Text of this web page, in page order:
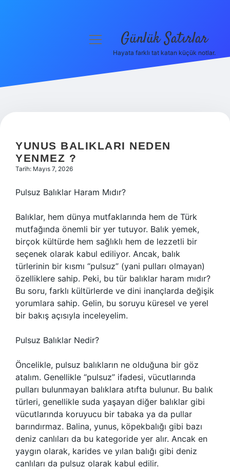
Hakkımızda
menüyü Günlük Satırlar
Hayata farklı tat katan küçük notlar.
YUNUS BALIKLARI NEDEN
YENMEZ ?
Tarih: Mayıs 7, 2026
Pulsuz Balıklar Haram Mıdır?
Balıklar, hem dünya mutfaklarında hem de Türk
mutfağında önemli bir yer tutuyor. Balık yemek,
birçok kültürde hem sağlıklı hem de lezzetli bir
seçenek olarak kabul ediliyor. Ancak, balık
türlerinin bir kısmı “pulsuz” (yani pulları olmayan)
özelliklere sahip. Peki, bu tür balıklar haram mıdır?
Bu soru, farklı kültürlerde ve dini inançlarda değişik
yorumlara sahip. Gelin, bu soruyu küresel ve yerel
bir bakış açısıyla inceleyelim.
Pulsuz Balıklar Nedir?
Öncelikle, pulsuz balıkların ne olduğuna bir göz
atalım. Genellikle “pulsuz” ifadesi, vücutlarında
pulları bulunmayan balıklara atıfta bulunur. Bu balık
türleri, genellikle suda yaşayan diğer balıklar gibi
vücutlarında koruyucu bir tabaka ya da pullar
barındırmaz. Balina, yunus, köpekbalığı gibi bazı
deniz canlıları da bu kategoride yer alır. Ancak en
yaygın olarak, karides ve yılan balığı gibi deniz
canlıları da pulsuz olarak kabul edilir.